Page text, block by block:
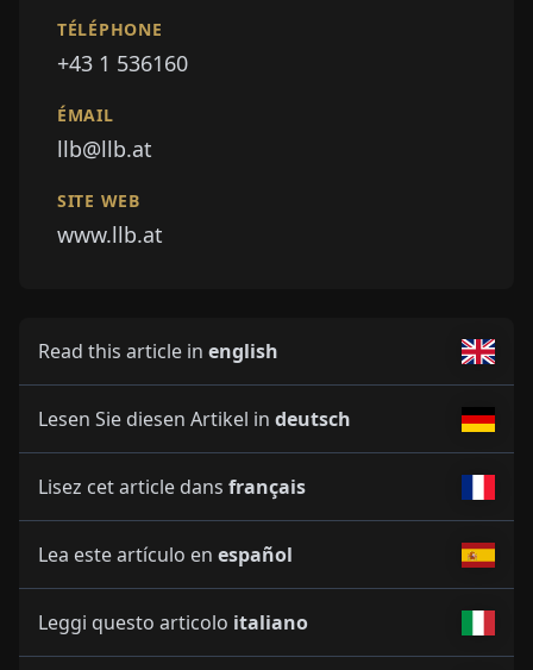
TÉLÉPHONE
+43 1 536160
ÉMAIL
llb@llb.at
SITE WEB
www.llb.at
Read this article in english
Lesen Sie diesen Artikel in deutsch
Lisez cet article dans français
Lea este artículo en español
Leggi questo articolo italiano